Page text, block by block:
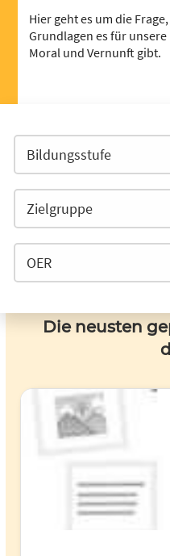
Hier geht es um die
Grundlagen es für
Moral und Vernunft gibt.
Die neusten